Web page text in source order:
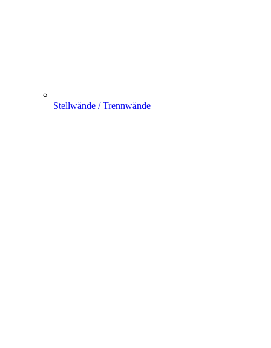
Stellwände / Trennwände